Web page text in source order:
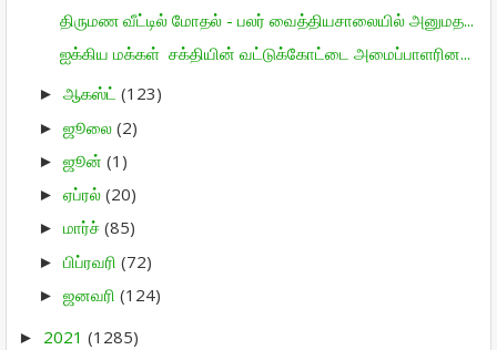
திருமண வீட்டில் மோதல் - பலர் வைத்தியசாலையில் அனுமத...
ஐக்கிய மக்கள் சக்தியின் வட்டுக்கோட்டை அமைப்பாளரின...
► ஆகஸ்ட் (123)
► ஜூலை (2)
► ஜூன் (1)
► ஏப்ரல் (20)
► மார்ச் (85)
► பிப்ரவரி (72)
► ஜனவரி (124)
► 2021 (1285)